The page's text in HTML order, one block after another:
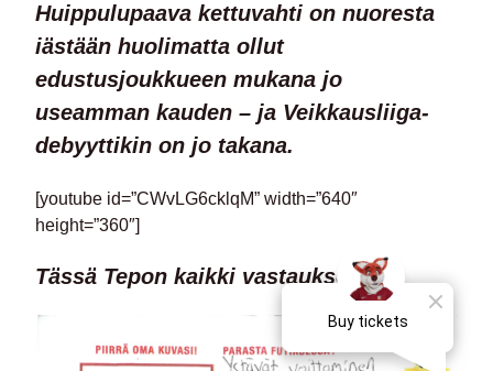
Huippulupaava kettuvahti on nuoresta
iästään huolimatta ollut
edustusjoukkueen mukana jo
useamman kauden – ja Veikkausliiga-
debyyttikin on jo takana.
[youtube id=”CWvLG6cklqM” width=”640″
height=”360″]
Tässä Tepon kaikki vastaukset!